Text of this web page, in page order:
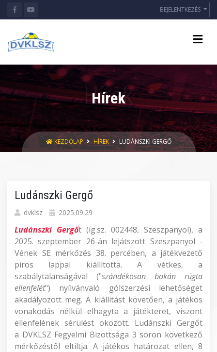
BEJELENTKEZÉS
Hírek
KEZDŐLAP HÍREK LUDÁNSZKI GERGŐ
Ludánszki Gergő
dvklsz 2025.09.29
Ludánszki Gergőt (ig.sz. 002448, Szeszpanyol), a
2025. szeptember 26-án lejátszott Szeszpanyol -
Vének SE mérkőzés 38. percében, a játékvezető
piros lappal kiállította. A vétkes, a
szabálytalanságával ("szándékosan bokán rúgta
ellenfelét") nyílvánvaló gólszerzési lehetőséget
akadályozott meg. A kiállítást követően, a játékos
vonakodás nélkül elhagyta a játékteret, viszont
ellenfelének sérülést okozott. Ludánszki Gergőt
a DVKLSZ Fegyelmi Bizottsága 3 soron következő
mérkőzéstől eltiltja. A játékos határozat ellen, 8